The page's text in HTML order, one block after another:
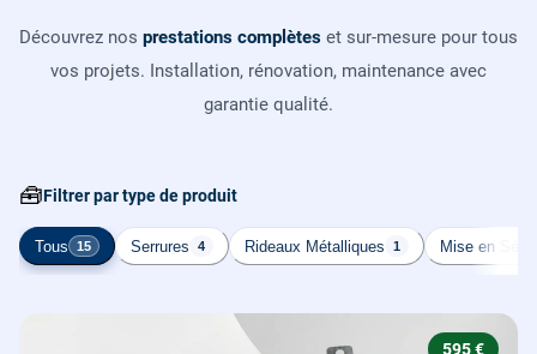
Découvrez nos prestations complètes et sur-mesure pour tous
vos projets. Installation, rénovation, maintenance avec
garantie qualité.
🧰Filtrer par type de produit
Tous 15 Serrures 4 Rideaux Métalliques 1 Mise en
595 €